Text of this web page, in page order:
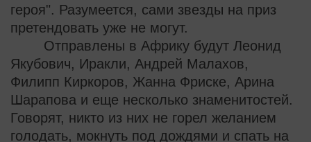
героя". Разумеется, сами звезды на приз
претендовать уже не могут.
Отправлены в Африку будут Леонид
Якубович, Иракли, Андрей Малахов,
Филипп Киркоров, Жанна Фриске, Арина
Шарапова и еще несколько знаменитостей.
Говорят, никто из них не горел желанием
голодать, мокнуть под дождями и спать на